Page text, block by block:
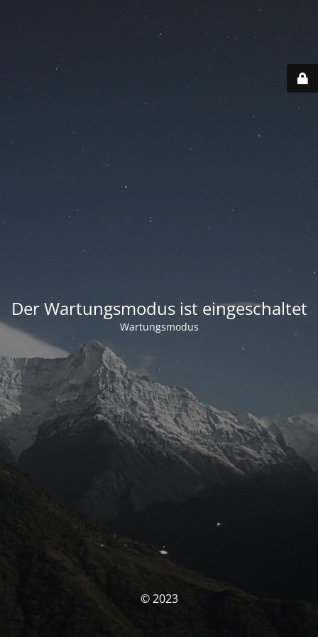
Der Wartungsmodus ist eingeschaltet
Wartungsmodus
© 2023